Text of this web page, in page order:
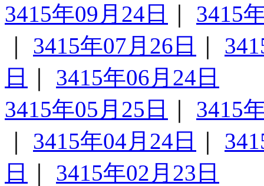
3415年09月24日
3415
3415年07月26日
日
3415年06月24日
3415年05月25日
3415
3415年04月24日
日
3415年02月23日